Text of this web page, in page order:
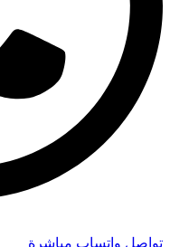
تواصل واتساب مباشرة